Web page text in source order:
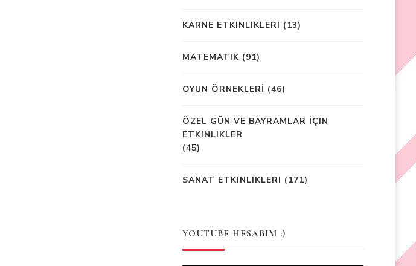
KARNE ETKINLIKLERI (13)
MATEMATIK(91)
OYUN ÖRNEKLERİ (46)
ÖZEL GÜN VE BAYRAMLAR İÇIN
ETKINLIKLER
(45)
SANAT ETKINLIKLERI (171)
YOUTUBE HESABIM :)